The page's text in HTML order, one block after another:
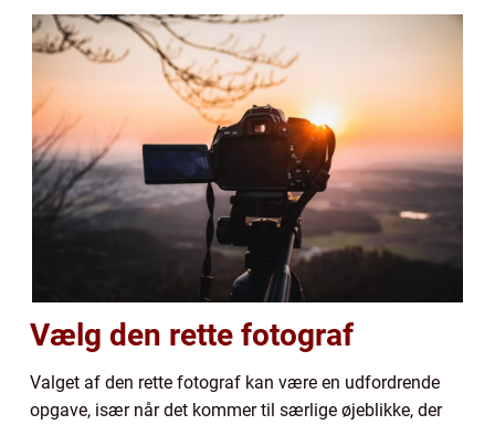
Vælg den rette fotograf
Valget af den rette fotograf kan være en udfordrende
opgave, især når det kommer til særlige øjeblikke, der